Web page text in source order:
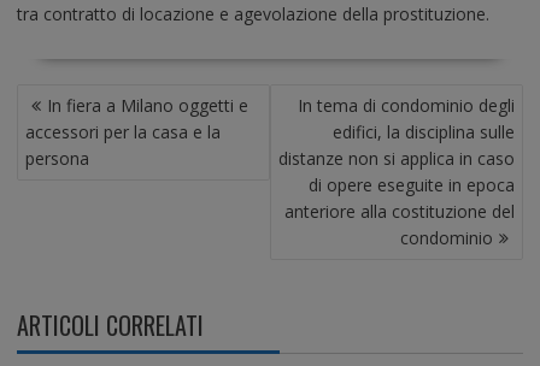
tra contratto di locazione e agevolazione della prostituzione.
A
V
O
N
In fiera a Milano oggetti e
accessori per la casa e la
persona
In tema di condominio degli
edifici, la disciplina sulle
distanze non si applica in caso
di opere eseguite in epoca
anteriore alla costituzione del
condominio
ARTICOLI CORRELATI